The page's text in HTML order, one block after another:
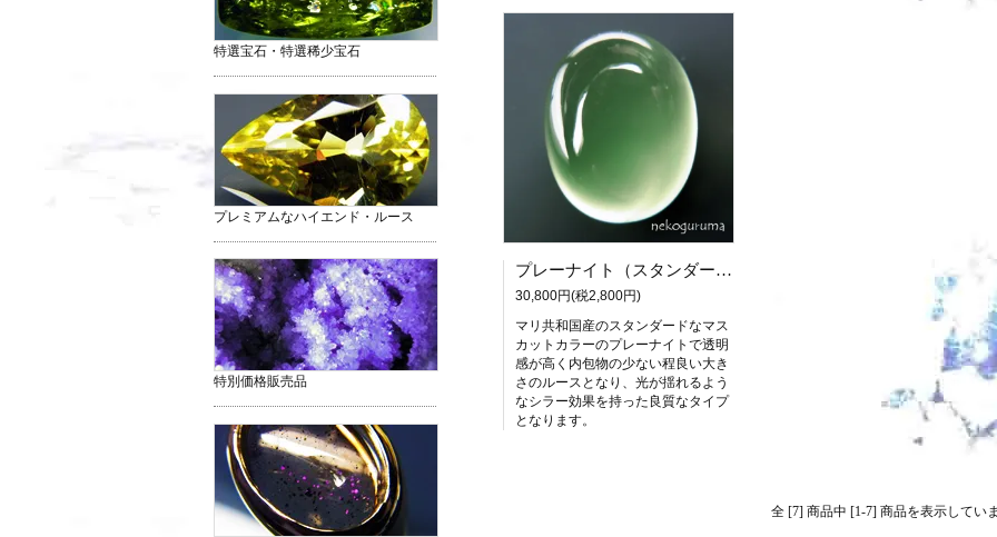
プレーナイト（スタンダード：マスカットカラー）
30,800円(税2,800円)
マリ共和国産のスタンダードなマス
カットカラーのプレーナイトで透明
感が高く内包物の少ない程良い大き
さのルースとなり、光が揺れるよう
なシラー効果を持った良質なタイプ
となります。
全 [7] 商品中 [1-7] 商品を表示してい
特選宝石・特選稀少宝石
プレミアムなハイエンド・ルース
特別価格販売品